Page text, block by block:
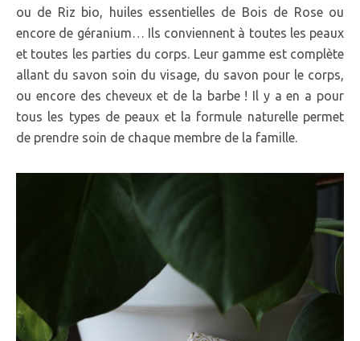
ou de Riz bio, huiles essentielles de Bois de Rose ou
encore de géranium… Ils conviennent à toutes les peaux
et toutes les parties du corps. Leur gamme est complète
allant du savon soin du visage, du savon pour le corps,
ou encore des cheveux et de la barbe ! Il y a en a pour
tous les types de peaux et la formule naturelle permet
de prendre soin de chaque membre de la famille.